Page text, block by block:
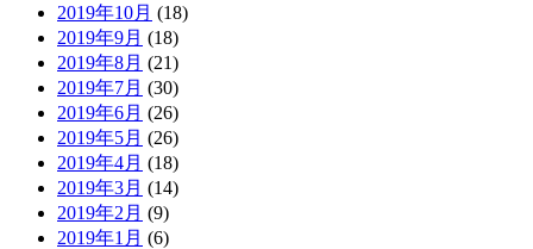
2019年10月 (18)
2019年9月 (18)
2019年8月 (21)
2019年7月 (30)
2019年6月 (26)
2019年5月 (26)
2019年4月 (18)
2019年3月 (14)
2019年2月 (9)
2019年1月 (6)